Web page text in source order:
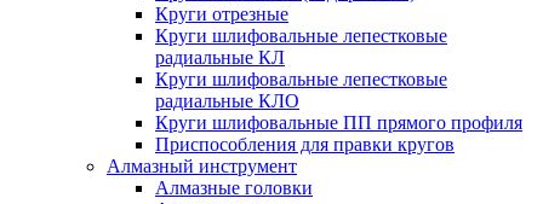
Круги отрезные
Круги шлифовальные лепестковые
радиальные КЛ
Круги шлифовальные лепестковые
радиальные КЛО
Круги шлифовальные ПП прямого профиля
Приспособления для правки кругов
Алмазный инструмент
Алмазные головки